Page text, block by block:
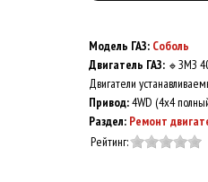
Модель ГАЗ: Соболь
Двигатель ГАЗ: 🔹 ЗМЗ
Двигатели
Привод:4WD (4x4
Раздел: Ремонт
Рейтинг: